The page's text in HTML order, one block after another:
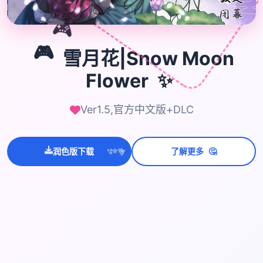
🎮
🎮 雪月花|Snow Moon
Flower ✨
Ver1.5,官方中文版+DLC
润色版下载 ✨
⭐💫 了解更多 🤔